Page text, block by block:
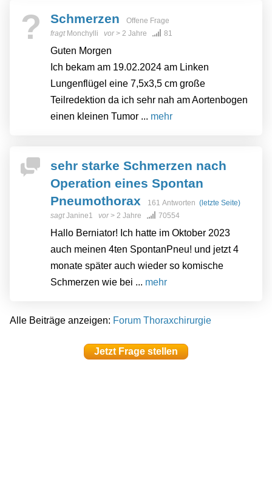
? Schmerzen
Offene Frage
fragt Monchylli vor> 2 Jahre 81
Guten Morgen
Ich bekam am 19.02.2024 am Linken
Lungenflügel eine 7,5x3,5 cm große
Teilredektion da ich sehr nah am Aortenbogen
einen kleinen Tumor ... mehr
sehr starke Schmerzen nach
Operation eines Spontan
Pneumothorax
161 Antworten (letzte Seite)
sagtJanine1 vor> 2 Jahre 70554
Hallo Berniator! Ich hatte im Oktober 2023
auch meinen 4ten SpontanPneu! und jetzt 4
monate später auch wieder so komische
Schmerzen wie bei ... mehr
Alle Beiträge anzeigen: Forum Thoraxchirurgie
Jetzt Frage stellen